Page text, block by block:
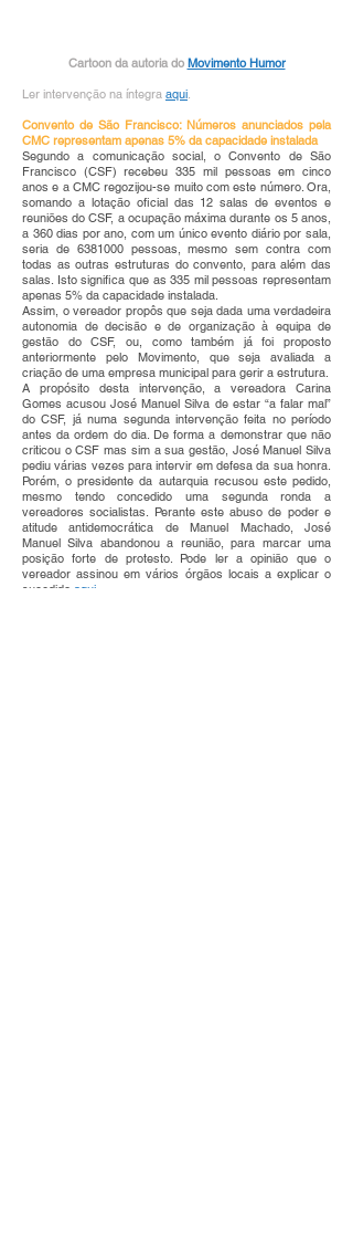
Cartoon da autoria do Movimento Humor
Ler intervenção na íntegra aqui.
Convento de São Francisco: Números anunciados pela
CMC representam apenas 5% da capacidade instalada
Segundo a comunicação social, o Convento de São
Francisco (CSF) recebeu 335 mil pessoas em cinco
anos e a CMC regozijou-se muito com este número. Ora,
somando a lotação oficial das 12 salas de eventos e
reuniões do CSF, a ocupação máxima durante os 5 anos,
a 360 dias por ano, com um único evento diário por sala,
seria de 6381000pessoas, mesmo sem contra com
todas as outras estruturas do convento, para além das
salas. Isto significa que as 335 mil pessoas representam
apenas 5% da capacidade instalada.
Assim, o vereador propôs que seja dada uma verdadeira
autonomia de decisão e de organização à equipa de
gestão do CSF, ou, como também já foi proposto
anteriormente pelo Movimento, que seja avaliada a
criação de uma empresa municipal para gerir a estrutura.
A propósito desta intervenção, a vereadora Carina
Gomes acusou José Manuel Silva de estar “a falar mal”
do CSF, já numa segunda intervenção feita no período
antes da ordem do dia. De forma a demonstrar que não
criticou o CSF mas sim a sua gestão, José Manuel Silva
pediu várias vezes para intervir em defesa da sua honra.
Porém, o presidente da autarquia recusou este pedido,
mesmo tendo concedido uma segunda ronda a
vereadores socialistas. Perante este abuso de poder e
atitude antidemocrática de Manuel Machado, José
Manuel Silva abandonou a reunião, para marcar uma
posição forte de protesto. Pode ler a opinião que o
vereador assinou em vários órgãos locais a explicar o
sucedido aqui